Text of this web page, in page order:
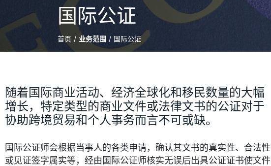
国际公证
首页 / 业务范围 / 国际公证
随着国际商业活动、经济全球化和移民数量的大幅
增长，特定类型的商业文件或法律文书的公证对于
协助跨境贸易和个人事务而言不可或缺。
国际公证师会根据当事人的各类申请，确认其文书的真实性、合法性
或见证签字属实等，经由国际公证师核实无误后出具公证证书使文件